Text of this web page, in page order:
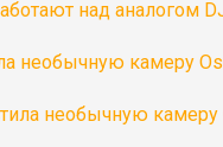
над аналогом
необычную камеру
необычную камеру